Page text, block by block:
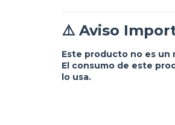
⚠️ Aviso
Este producto no es un
El consumo de este
lo usa.